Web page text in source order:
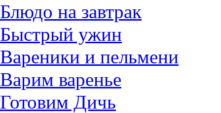
Блюдо на завтрак
Быстрый ужин
Вареники и пельмени
Варим варенье
Готовим Дичь